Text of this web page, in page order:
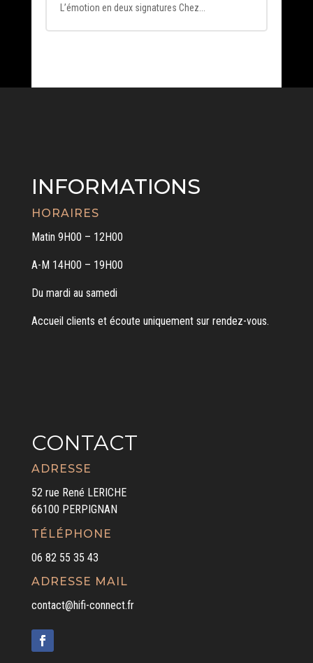
L’émotion en deux signatures Chez...
INFORMATIONS
HORAIRES
Matin 9H00 – 12H00
A-M 14H00 – 19H00
Du mardi au samedi
Accueil clients et écoute uniquement sur rendez-vous.
CONTACT
ADRESSE
52 rue René LERICHE
66100 PERPIGNAN
TÉLÉPHONE
06 82 55 35 43
ADRESSE MAIL
contact@hifi-connect.fr